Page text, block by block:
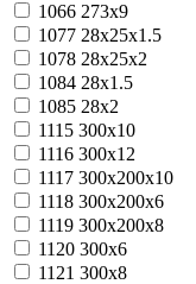
1066 273х9
1077 28x25x1.5
1078 28x25x2
1084 28х1.5
1085 28х2
1115 300x10
1116 300x12
1117 300x200x10
1118 300x200x6
1119 300x200x8
1120 300x6
1121 300x8